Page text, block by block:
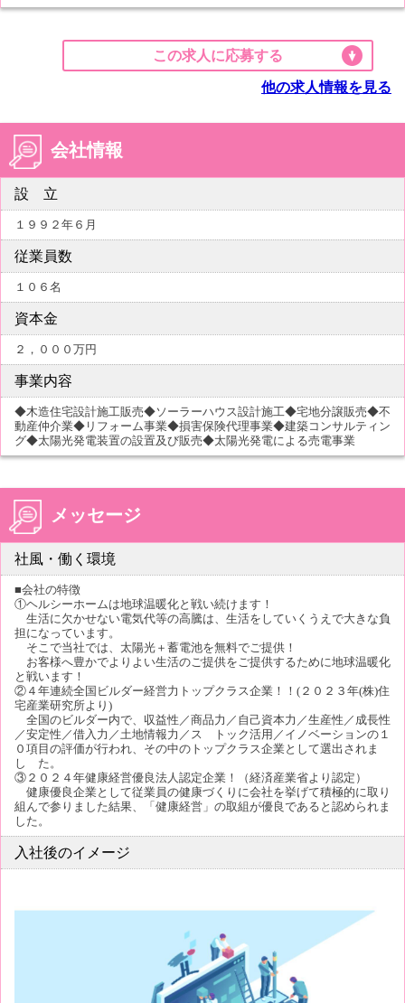
この求人に応募する
他の求人情報を見る
会社情報
設 立
１９９２年６月
従業員数
１０６名
資本金
２，０００万円
事業内容
◆木造住宅設計施工販売◆ソーラーハウス設計施工◆宅地分譲販売◆不
動産仲介業◆リフォーム事業◆損害保険代理事業◆建築コンサルティン
グ◆太陽光発電装置の設置及び販売◆太陽光発電による売電事業
メッセージ
社風・働く環境
■会社の特徴
①ヘルシーホームは地球温暖化と戦い続けます！
生活に欠かせない電気代等の高騰は、生活をしていくうえで大きな負
担になっています。
そこで当社では、太陽光＋蓄電池を無料でご提供！
お客様へ豊かでよりよい生活のご提供をご提供するために地球温暖化
と戦います！
②４年連続全国ビルダー経営力トップクラス企業！！(２０２３年(株)住
宅産業研究所より)
全国のビルダー内で、収益性／商品力／自己資本力／生産性／成長性
／安定性／借入力／土地情報力／ス トック活用／イノベーションの１
０項目の評価が行われ、その中のトップクラス企業として選出されま
し た。
③２０２４年健康経営優良法人認定企業！（経済産業省より認定）
健康優良企業として従業員の健康づくりに会社を挙げて積極的に取り
組んで参りました結果、「健康経営」の取組が優良であると認められま
した。
入社後のイメージ